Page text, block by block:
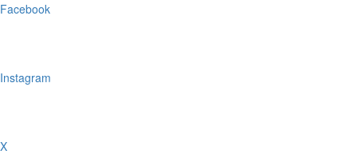
Facebook
Instagram
X